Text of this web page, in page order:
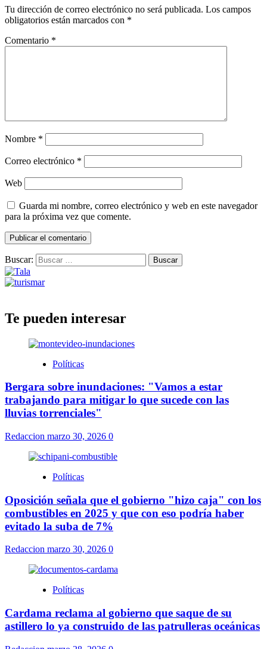
Tu dirección de correo electrónico no será publicada. Los campos
obligatorios están marcados con *
Comentario *
Nombre *
Correo electrónico *
Web
Guarda mi nombre, correo electrónico y web en este navegador
para la próxima vez que comente.
Buscar:
Te pueden interesar
Políticas
Bergara sobre inundaciones: "Vamos a estar
trabajando para mitigar lo que sucede con las
lluvias torrenciales"
Redaccion marzo 30, 2026 0
Políticas
Oposición señala que el gobierno "hizo caja" con los
combustibles en 2025 y que con eso podría haber
evitado la suba de 7%
Redaccion marzo 30, 2026 0
Políticas
Cardama reclama al gobierno que saque de su
astillero lo ya construido de las patrulleras oceánicas